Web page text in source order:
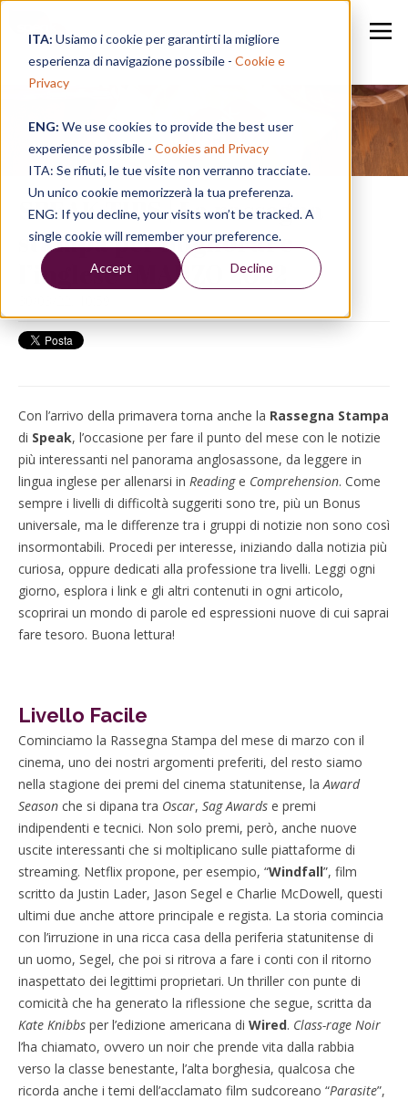
ITA: Usiamo i cookie per garantirti la migliore
esperienza di navigazione possibile - Cookie e
Privacy
ENG: We use cookies to provide the best user
experience possibile - Cookies and Privacy
ITA: Se rifiuti, le tue visite non verranno tracciate.
Un unico cookie memorizzerà la tua preferenza.
ENG: If you decline, your visits won’t be tracked. A
single cookie will remember your preference.
Accept Decline
Speak in a Week
SPEAK TIPS | La rassegna
stampa per migliorare
l’inglese - MARZO 2022
Con l’arrivo della primavera torna anche la Rassegna Stampa
di Speak, l’occasione per fare il punto del mese con le notizie
più interessanti nel panorama anglosassone, da leggere in
lingua inglese per allenarsi in Readinge Comprehension. Come
sempre i livelli di difficoltà suggeriti sono tre, più un Bonus
universale, ma le differenze tra i gruppi di notizie non sono così
insormontabili. Procedi per interesse, iniziando dalla notizia più
curiosa, oppure dedicati alla professione tra livelli. Leggi ogni
giorno, esplora i link e gli altri contenuti in ogni articolo,
scoprirai un mondo di parole ed espressioni nuove di cui saprai
fare tesoro. Buona lettura!
Livello Facile
Cominciamo la Rassegna Stampa del mese di marzo con il
cinema, uno dei nostri argomenti preferiti, del resto siamo
nella stagione dei premi del cinema statunitense, laAward
Season che si dipana tra Oscar, Sag Awards e premi
indipendenti e tecnici. Non solo premi, però, anche nuove
uscite interessanti che si moltiplicano sulle piattaforme di
streaming. Netflix propone, per esempio, “Windfall”, film
scritto da Justin Lader, Jason Segel e Charlie McDowell, questi
ultimi due anche attore principale e regista. La storia comincia
con l’irruzione in una ricca casa della periferia statunitense di
un uomo, Segel, che poi si ritrova a fare i conti con il ritorno
inaspettato dei legittimi proprietari. Un thriller con punte di
comicità che ha generato la riflessione che segue, scritta da
Kate Knibbs per l’edizione americana di Wired. Class-rage Noir
l’ha chiamato, ovvero un noir che prende vita dalla rabbia
verso la classe benestante, l’alta borghesia, qualcosa che
ricorda anche i temi dell’acclamato film sudcoreano “Parasite”,